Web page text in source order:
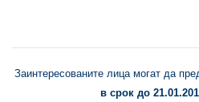
Заинтересованите лица могат да
в срок до 21.01.201